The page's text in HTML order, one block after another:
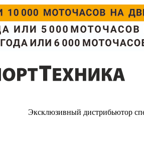
Эксклюзивный дистрибьютор